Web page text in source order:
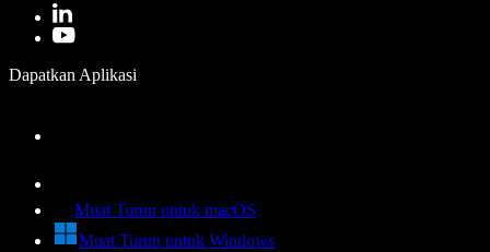
Dapatkan Aplikasi
Muat Turun untuk macOS
Muat Turun untuk Windows